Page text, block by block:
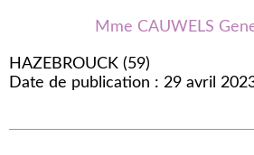
Mme CAUWELS
HAZEBROUCK (59)
Date de publication : 29 avril